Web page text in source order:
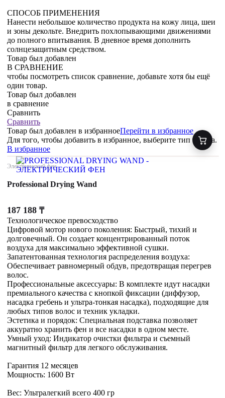
СПОСОБ ПРИМЕНЕНИЯ
Нанести небольшое количество продукта на кожу лица, шеи
и зоны декольте. Внедрить похлопывающими движениями
до полного впитывания. В дневное время дополнить
солнцезащитным средством.
Товар был добавлен
В СРАВНЕНИЕ
чтобы посмотреть список сравнение, добавьте хотя бы ещё
один товар.
Товар был добавлен
в сравнение
Сравнить
Сравнить
Товар был добавлен в избранноеПерейти в избранное
Для того, чтобы добавить в избранное, выберите тип товара.
В избранное
Электрический фен
Professional Drying Wand
187 188 ₸
Технологическое превосходство
Цифровой мотор нового поколения: Быстрый, тихий и
долговечный. Он создает концентрированный поток
воздуха для максимально эффективной сушки.
Запатентованная технология распределения воздуха:
Обеспечивает равномерный обдув, предотвращая перегрев
волос.
Профессиональные аксессуары: В комплекте идут насадки
премиального качества с кнопкой фиксации (диффузор,
насадка гребень и ультра-тонкая насадка), подходящие для
любых типов волос и техник укладки.
Эстетика и порядок: Специальная подставка позволяет
аккуратно хранить фен и все насадки в одном месте.
Умный уход: Индикатор очистки фильтра и съемный
магнитный фильтр для легкого обслуживания.
Гарантия 12 месяцев
Мощность: 1600 Вт
Вес: Ультралегкий всего 400 гр